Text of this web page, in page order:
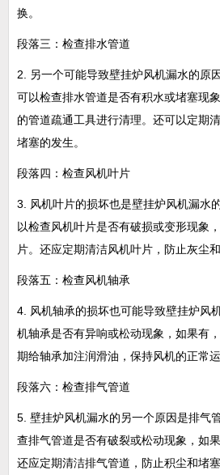
换。
段落三：检查排水管道
2. 另一个可能导致壁挂炉风机漏水的原
可以检查排水管道是否有积水或堵塞现
的管道疏通工具进行清理。还可以定期
堵塞的发生。
段落四：检查风机叶片
3. 风机叶片的损坏也是壁挂炉风机漏水
以检查风机叶片是否有破损或变形现象
片。还应定期清洁风机叶片，防止灰尘
段落五：检查风机轴承
4. 风机轴承的损坏也可能导致壁挂炉风
机轴承是否有异响或松动现象，如果有
期给轴承加注润滑油，保持风机的正常运
段落六：检查排气管道
5. 壁挂炉风机漏水的另一个原因是排气
查排气管道是否有破裂或松动现象，如
还应定期清洁排气管道，防止积尘和堵塞